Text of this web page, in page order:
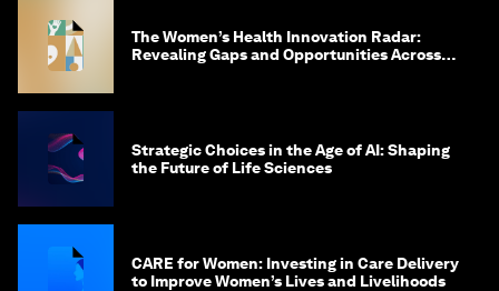
The Women’s Health Innovation Radar:
Revealing Gaps and Opportunities Across
Strategic Choices in the Age of AI: Shaping
the Future of Life Sciences
CARE for Women: Investing in Care Delivery
to Improve Women’s Lives and Livelihoods